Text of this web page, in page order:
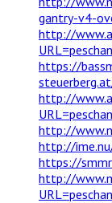
gantry-v4-
http://
https://
http://
http://
http://
https://
http://